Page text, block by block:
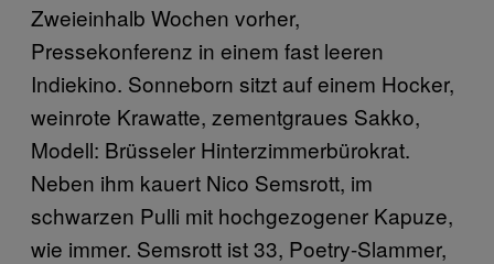
Zweieinhalb Wochen vorher,
Pressekonferenz in einem fast leeren
Indiekino. Sonneborn sitzt auf einem Hocker,
weinrote Krawatte, zementgraues Sakko,
Modell: Brüsseler Hinterzimmerbürokrat.
Neben ihm kauert Nico Semsrott, im
schwarzen Pulli mit hochgezogener Kapuze,
wie immer. Semsrott ist 33, Poetry-Slammer,